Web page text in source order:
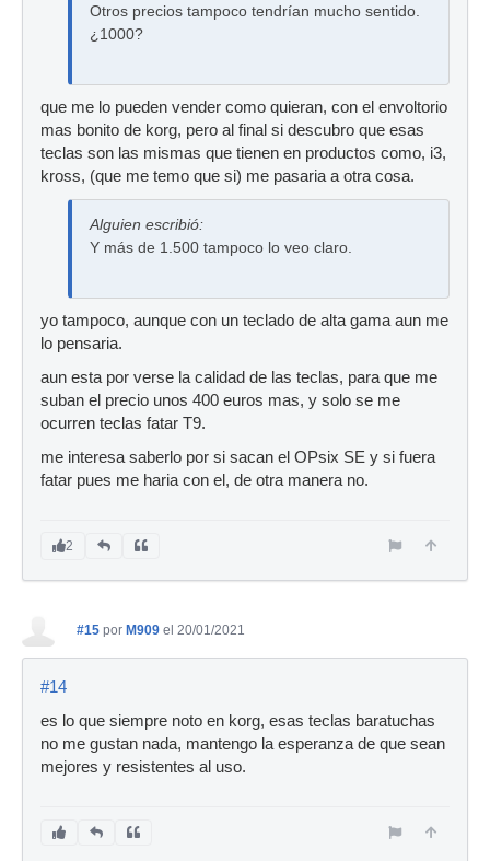
Otros precios tampoco tendrían mucho sentido.
¿1000?
que me lo pueden vender como quieran, con el envoltorio
mas bonito de korg, pero al final si descubro que esas
teclas son las mismas que tienen en productos como, i3,
kross, (que me temo que si) me pasaria a otra cosa.
Alguien escribió:
Y más de 1.500 tampoco lo veo claro.
yo tampoco, aunque con un teclado de alta gama aun me
lo pensaria.
aun esta por verse la calidad de las teclas, para que me
suban el precio unos 400 euros mas, y solo se me
ocurren teclas fatar T9.
me interesa saberlo por si sacan el OPsix SE y si fuera
fatar pues me haria con el, de otra manera no.
2
#15 por M909 el 20/01/2021
#14
es lo que siempre noto en korg, esas teclas baratuchas
no me gustan nada, mantengo la esperanza de que sean
mejores y resistentes al uso.